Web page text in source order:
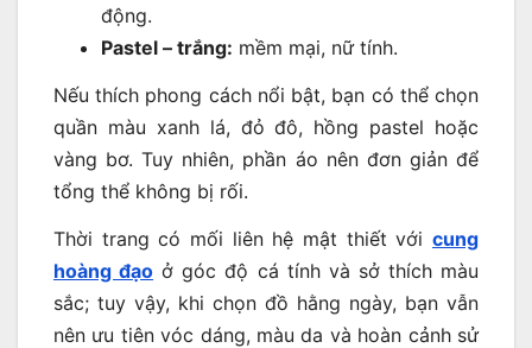
động.
Pastel – trắng: mềm mại, nữ tính.
Nếu thích phong cách nổi bật, bạn có thể chọn
quần màu xanh lá, đỏ đô, hồng pastel hoặc
vàng bơ. Tuy nhiên, phần áo nên đơn giản để
tổng thể không bị rối.
Thời trang có mối liên hệ mật thiết với cung
hoàng đạo ở góc độ cá tính và sở thích màu
sắc; tuy vậy, khi chọn đồ hằng ngày, bạn vẫn
nên ưu tiên vóc dáng, màu da và hoàn cảnh sử